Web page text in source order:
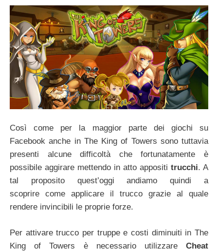
Così come per la maggior parte dei giochi su
Facebook anche in The King of Towers sono tuttavia
presenti alcune difficoltà che fortunatamente è
possibile aggirare mettendo in atto appositi trucchi. A
tal proposito quest’oggi andiamo quindi a
scoprire come applicare il trucco grazie al quale
rendere invincibili le proprie forze.
Per attivare trucco per truppe e costi diminuiti in The
King of Towers è necessario utilizzare Cheat